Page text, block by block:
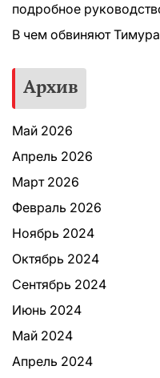
подробное
В чем обвиняют
Архив
Май 2026
Апрель 2026
Март 2026
Февраль 2026
Ноябрь 2024
Октябрь 2024
Сентябрь 2024
Июнь 2024
Май 2024
Апрель 2024